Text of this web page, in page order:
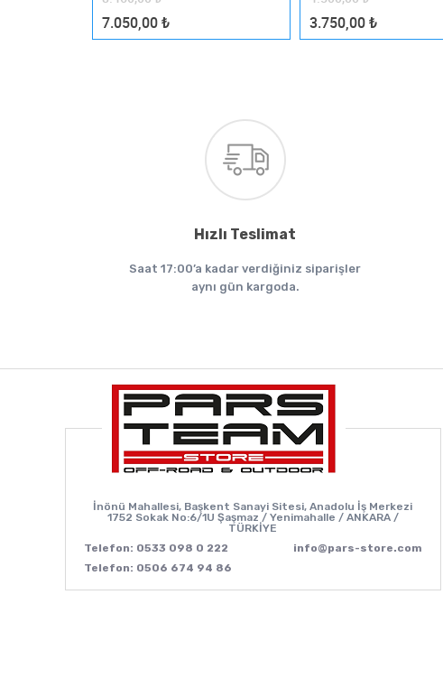
7.050,00 ₺ 3.750,00 ₺
Hızlı Teslimat
Saat 17:00’a kadar verdiğiniz siparişler
aynı gün kargoda.
İnönü Mahallesi, Başkent Sanayi Sitesi, Anadolu İş Merkezi
1752 Sokak No:6/1U Şaşmaz / Yenimahalle / ANKARA /
TÜRKİYE
Telefon: 0533 098 0 222
info@pars-store.com
Telefon: 0506 674 94 86